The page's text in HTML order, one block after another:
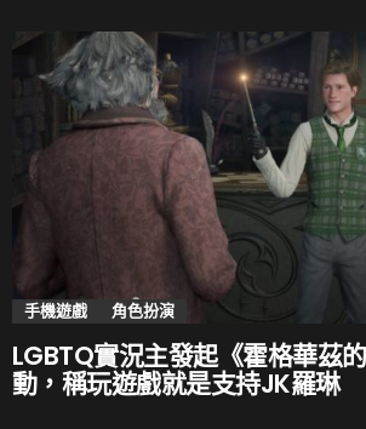
手機遊戲 角色扮演
LGBTQ實況主發起《霍格華茲
動，稱玩遊戲就是支持JK羅琳